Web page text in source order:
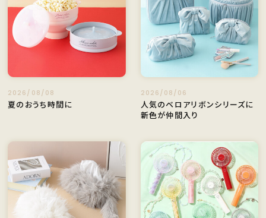
2026/08/08
夏のおうち時間に
2026/08/06
人気のベロアリボンシリーズに
新色が仲間入り